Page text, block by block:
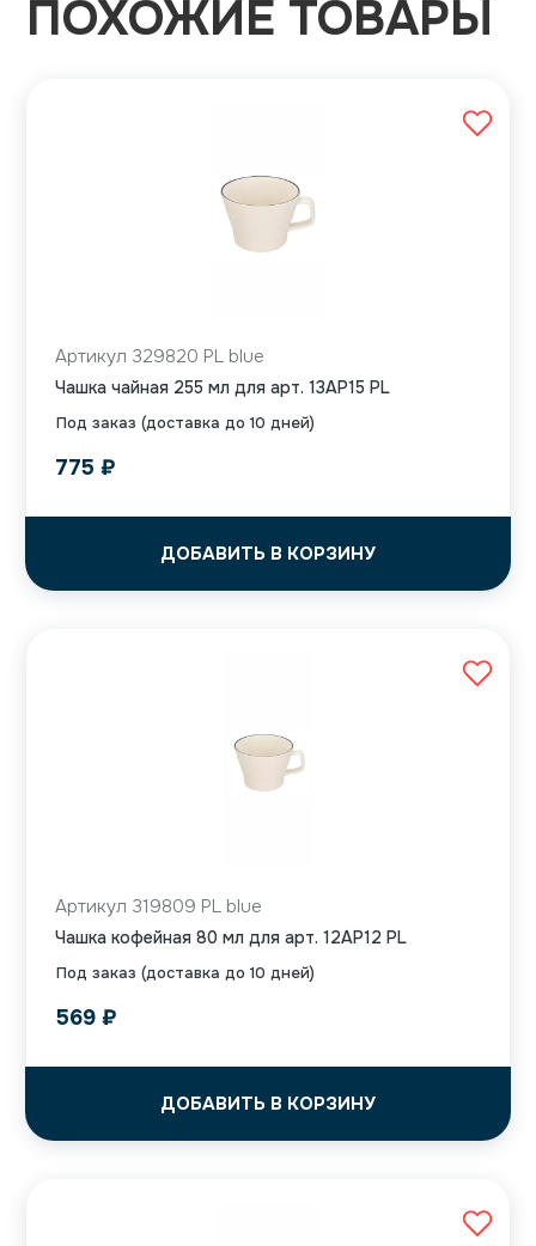
ПОХОЖИЕ ТОВАРЫ
Под заказ (доставка до 10 дней)
Артикул 329820 PL blue
Чашка чайная 255 мл для арт. 13AP15 PL
775 ₽
ДОБАВИТЬ В КОРЗИНУ
Под заказ (доставка до 10 дней)
Артикул 319809 PL blue
Чашка кофейная 80 мл для арт. 12AP12 PL
569 ₽
ДОБАВИТЬ В КОРЗИНУ